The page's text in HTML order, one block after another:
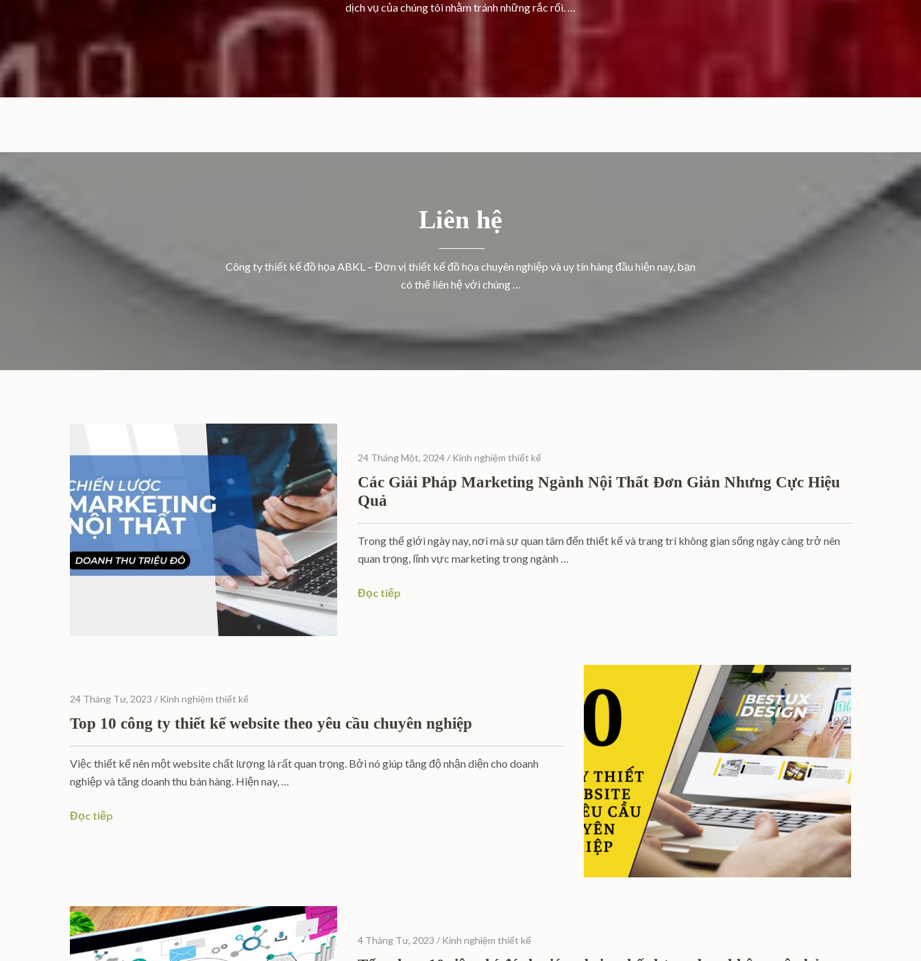
dịch vụ của chúng tôi nhằm tránh những rắc rối. …
Liên hệ
Công ty thiết kế đồ họa ABKL – Đơn vị thiết kế đồ họa chuyên nghiệp và uy tín hàng đầu hiện nay, bạn
có thể liên hệ với chúng …
24 Tháng Một, 2024/ Kinh nghiệm thiết kế
Các Giải Pháp Marketing Ngành Nội Thất Đơn Giản Nhưng Cực Hiệu
Quả
Trong thế giới ngày nay, nơi mà sự quan tâm đến thiết kế và trang trí không gian sống ngày càng trở nên
quan trọng, lĩnh vực marketing trong ngành …
Đọc tiếp
24 Tháng Tư, 2023 / Kinh nghiệm thiết kế
Top 10 công ty thiết kế website theo yêu cầu chuyên nghiệp
Việc thiết kế nên một website chất lượng là rất quan trọng. Bởi nó giúp tăng độ nhận diện cho doanh
nghiệp và tăng doanh thu bán hàng. Hiện nay, …
Đọc tiếp
4 Tháng Tư, 2023 / Kinh nghiệm thiết kế